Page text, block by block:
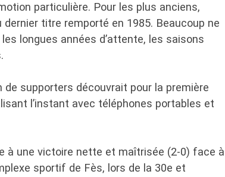
particulière. Pour les plus anciens,
titre remporté en 1985. Beaucoup ne
longues années d’attente, les saisons
supporters découvrait pour la première
l’instant avec téléphones portables et
à une victoire nette et maîtrisée (2-0) face à
sportif de Fès, lors de la 30e et